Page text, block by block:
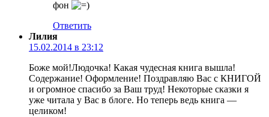
фон
Ответить
Лилия
15.02.2014 в 23:12
Боже мой!Людочка! Какая чудесная книга вышла!
Содержание! Оформление! Поздравляю Вас с КНИГОЙ
и огромное спасибо за Ваш труд! Некоторые сказки я
уже читала у Вас в блоге. Но теперь ведь книга —
целиком!